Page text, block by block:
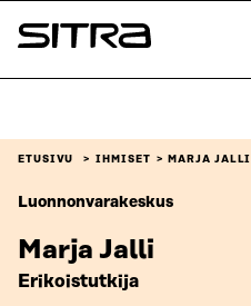
Siirry
suoraan
Sitra
ETUSIVU IHMISET MARJA JALLI
Luonnonvarakeskus
Marja Jalli
Erikoistutkija